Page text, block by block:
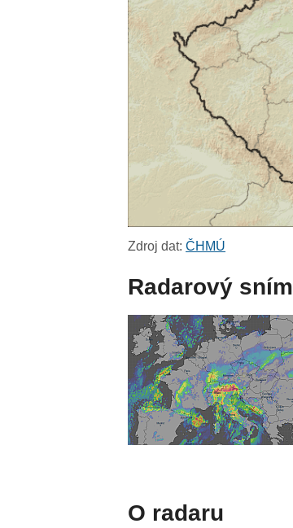
Zdroj dat:ČHMÚ
Radarový
O radaru